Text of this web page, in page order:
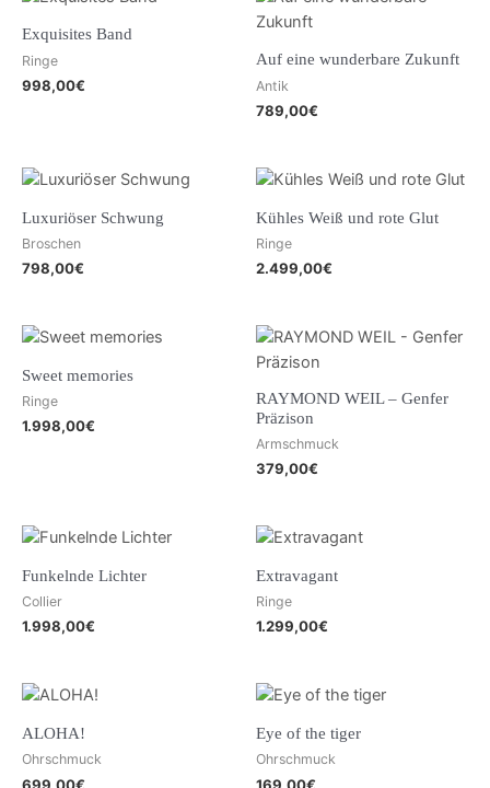
Exquisites Band
Ringe
998,00€
Auf eine wunderbare Zukunft
Antik
789,00€
Luxuriöser Schwung
Broschen
798,00€
Kühles Weiß und rote Glut
Ringe
2.499,00€
Sweet memories
Ringe
1.998,00€
RAYMOND WEIL – Genfer
Präzison
Armschmuck
379,00€
Funkelnde Lichter
Collier
1.998,00€
Extravagant
Ringe
1.299,00€
ALOHA!
Ohrschmuck
699,00€
Eye of the tiger
Ohrschmuck
169,00€